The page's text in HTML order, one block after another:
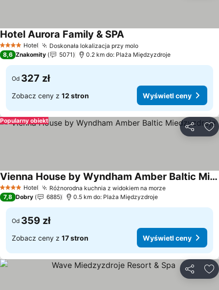
4 KategoriaHotel Doskonała lokalizacja przy molo
Hotel Aurora Family & SPA
8,6 Znakomity 5071 0.2 km do: Plaża Międzyzdroje
Od 327 zł
Zobacz ceny z 12 stron Wyświetl ceny
Popularny obiekt
4 KategoriaHotel Różnorodna kuchnia z widokiem na morze
Vienna House by Wyndham Amber Baltic Miedzyzdroje
7,8 Dobry 6885 0.5 km do: Plaża Międzyzdroje
Od 359 zł
Zobacz ceny z 17 stron Wyświetl ceny